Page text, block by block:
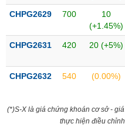
CHPG2629 700
10
(+1.45%)
CHPG2631 420 20 (+5%)
CHPG2632 540 (0.00%)
(*)S-X là giá chứng khoán cơ sở -
thực hiện điều
DÙNG
THIẾT